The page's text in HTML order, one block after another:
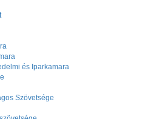
és Iparkamara
Szövetsége